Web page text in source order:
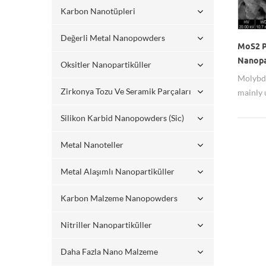
Karbon Nanotüpleri
Değerli Metal Nanopowders
Oksitler Nanopartiküller
Zirkonya Tozu Ve Seramik Parçaları
Silikon Karbid Nanopowders (sic)
Metal Nanoteller
Metal Alaşımlı Nanopartiküller
Karbon Malzeme Nanopowders
Nitriller Nanopartiküller
Daha Fazla Nano Malzeme
MoS2
mainly
pad